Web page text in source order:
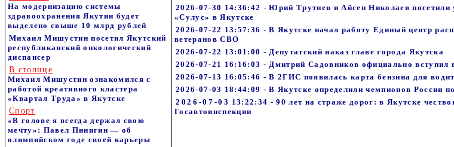
На модернизацию системы
здравоохранения Якутии будет
выделено свыше 10 млрд рублей
Михаил Мишустин посетил Якутский
республиканский онкологический
диспансер
В столице
Михаил Мишустин ознакомился с
работой креативного кластера
«Квартал Труда» в Якутске
Спорт
«В голове я всегда держал свою
мечту»: Павел Пинигин — об
олимпийском годе своей карьеры
2026-07-30 14:36:42 - Юрий Трутнев и Айсен Николаев посетили
«Сулус» в Якутске
2026-07-22 13:57:36 - В Якутске начал работу Единый центр
ветеранов СВО
2026-07-22 13:01:00 - Депутатский наказ главе города Якутска
2026-07-21 16:16:03 - Дмитрий Садовников официально вступил
2026-07-13 16:05:46 - В 2ГИС появилась карта бензина для
2026-07-03 18:44:09 - В Якутске определили чемпионов России
2026-07-03 13:22:34 - 90 лет на страже дорог: в Якутске
Госавтоинспекции